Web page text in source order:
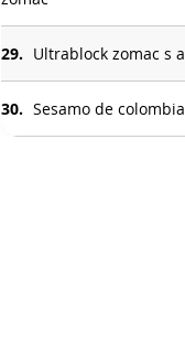
29. Ultrablock zomac s
30. Sesamo de